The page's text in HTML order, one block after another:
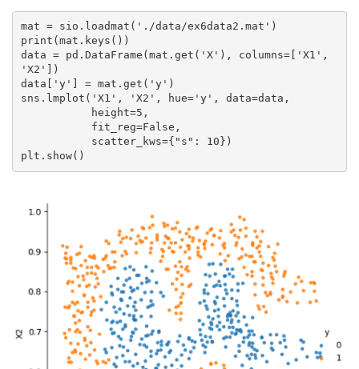
mat = sio.loadmat('./data/ex6data2.mat')
print(mat.keys())
data = pd.DataFrame(mat.get('X'), columns=['X1',
'X2'])
data['y'] = mat.get('y')
sns.lmplot('X1', 'X2', hue='y', data=data,
plt.show()